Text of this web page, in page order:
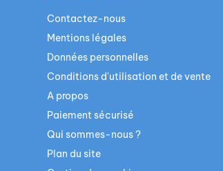
Contactez-nous
Mentions légales
Données personnelles
Conditions d'utilisation et de vente
A propos
Paiement sécurisé
Qui sommes-nous ?
Plan du site